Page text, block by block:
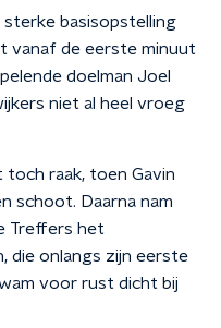
basisopstelling
vanaf de eerste minuut
doelman Joel
niet al heel vroeg
toch raak, toen Gavin
schoot. Daarna nam
Treffers het
die onlangs zijn eerste
voor rust dicht bij